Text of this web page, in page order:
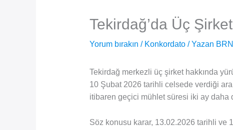
Tekirdağ’da Üç
Yorum bırakın / Konkordato/ Yazan
Tekirdağ merkezli üç şirket hakkında
10 Şubat 2026 tarihli celsede verdiği
itibaren geçici mühlet süresi iki ay
Söz konusu karar, 13.02.2026 tarihli ve